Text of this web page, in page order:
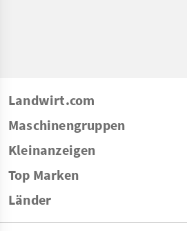
Landwirt.com
Maschinengruppen
Kleinanzeigen
Top Marken
Länder